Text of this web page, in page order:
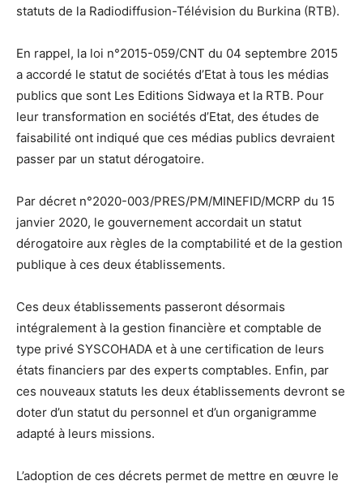
statuts de la Radiodiffusion-Télévision du Burkina (RTB).
En rappel, la loi n°2015-059/CNT du 04 septembre 2015
a accordé le statut de sociétés d’Etat à tous les médias
publics que sont Les Editions Sidwaya et la RTB. Pour
leur transformation en sociétés d’Etat, des études de
faisabilité ont indiqué que ces médias publics devraient
passer par un statut dérogatoire.
Par décret n°2020-003/PRES/PM/MINEFID/MCRP du 15
janvier 2020, le gouvernement accordait un statut
dérogatoire aux règles de la comptabilité et de la gestion
publique à ces deux établissements.
Ces deux établissements passeront désormais
intégralement à la gestion financière et comptable de
type privé SYSCOHADA et à une certification de leurs
états financiers par des experts comptables. Enfin, par
ces nouveaux statuts les deux établissements devront se
doter d’un statut du personnel et d’un organigramme
adapté à leurs missions.
L’adoption de ces décrets permet de mettre en œuvre le